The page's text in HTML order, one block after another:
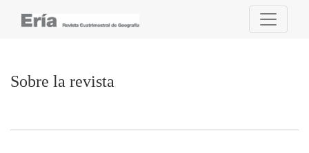
Sobre la revista